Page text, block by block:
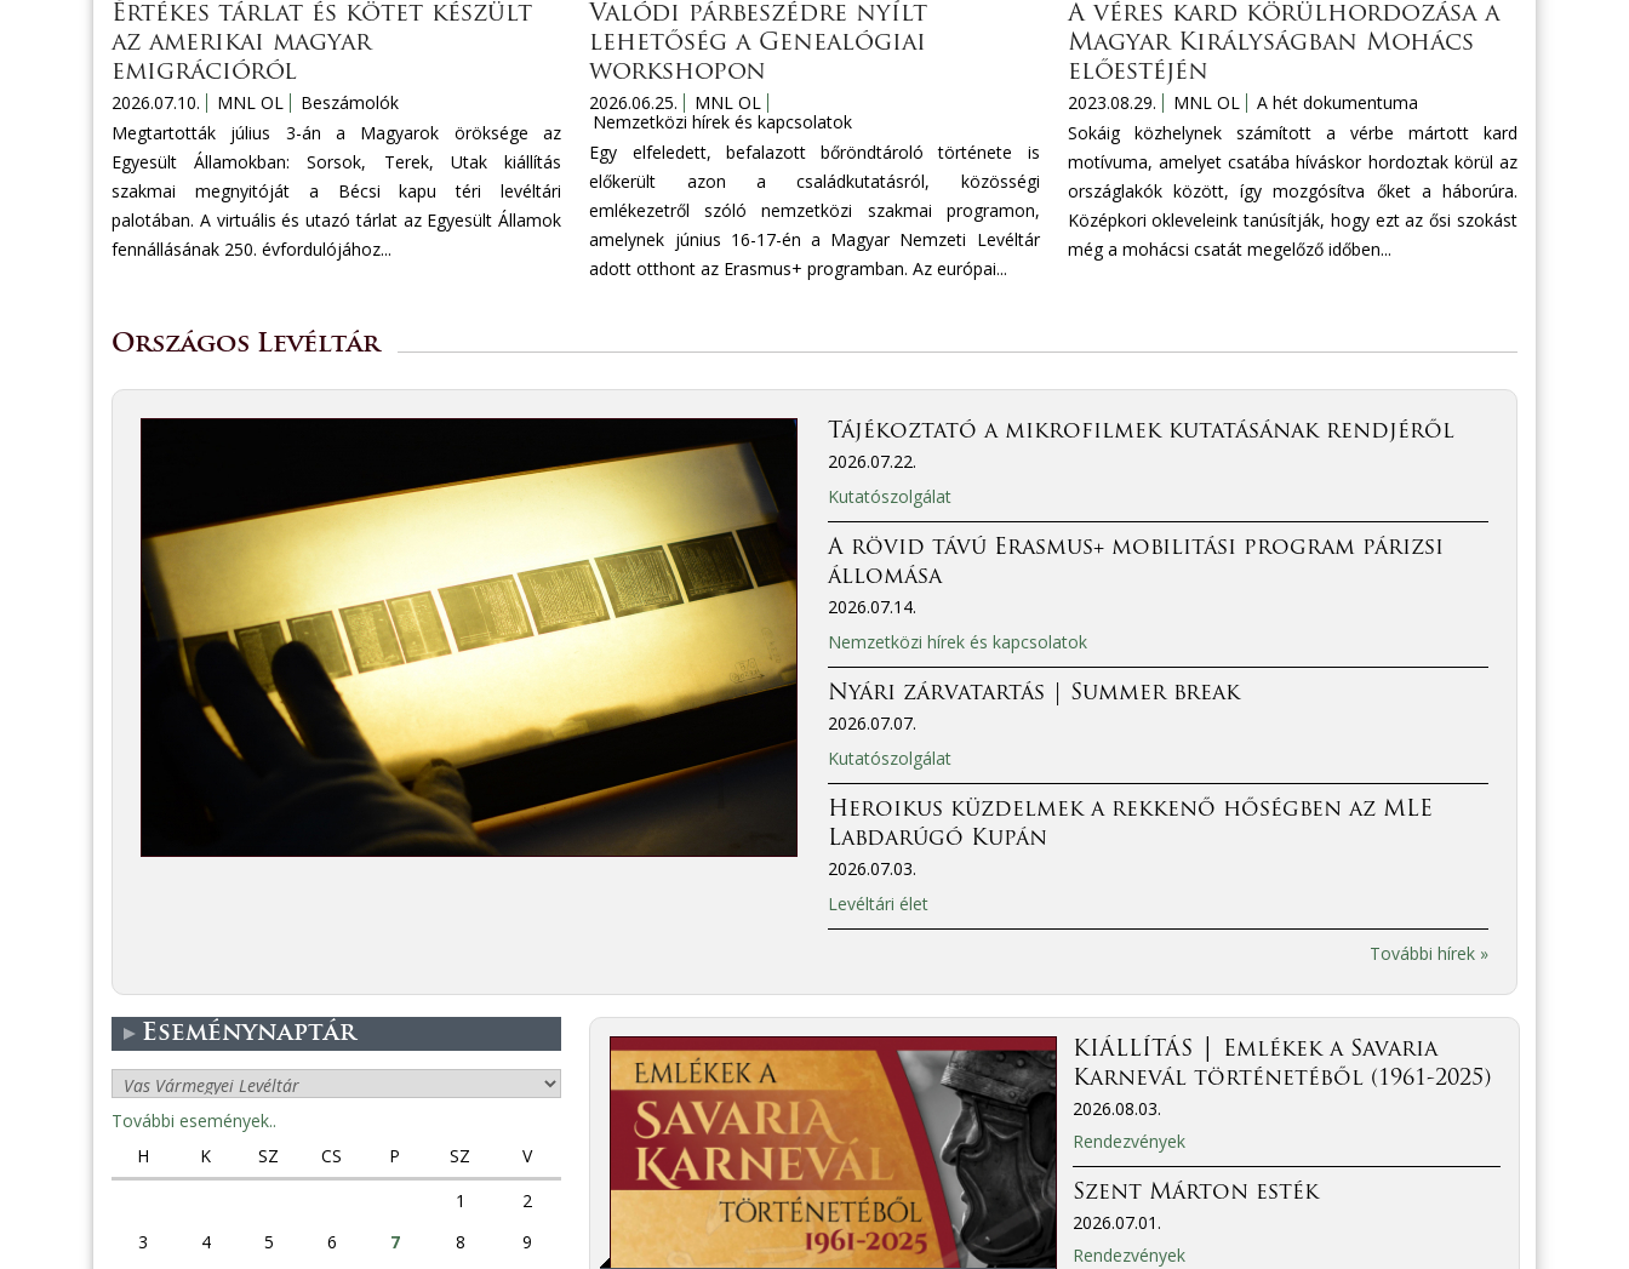
Értékes tárlat és kötet készült
az amerikai magyar
emigrációról
2026.07.10. MNL OL
Beszámolók
Megtartották július 3-án a Magyarok öröksége az
Egyesült Államokban: Sorsok, Terek, Utak kiállítás
szakmai megnyitóját a Bécsi kapu téri levéltári
palotában. A virtuális és utazó tárlat az Egyesült Államok
fennállásának 250. évfordulójához...
Valódi párbeszédre nyílt
lehetőség a Genealógiai
workshopon
2026.06.25.
MNL OL
Nemzetközi hírek és kapcsolatok
Egy elfeledett, befalazott bőröndtároló története is
előkerült azon a családkutatásról, közösségi
emlékezetről szóló nemzetközi szakmai programon,
amelynek június 16-17-én a Magyar Nemzeti Levéltár
adott otthont az Erasmus+ programban. Az európai...
A véres kard körülhordozása a
Magyar Királyságban Mohács
előestéjén
2023.08.29. MNL OL
A hét dokumentuma
Sokáig közhelynek számított a vérbe mártott kard
motívuma, amelyet csatába híváskor hordoztak körül az
országlakók között, így mozgósítva őket a háborúra.
Középkori okleveleink tanúsítják, hogy ezt az ősi szokást
még a mohácsi csatát megelőző időben...
Országos Levéltár
Tájékoztató a mikrofilmek kutatásának rendjéről
2026.07.22.
Kutatószolgálat
A rövid távú Erasmus+ mobilitási program párizsi
állomása
2026.07.14.
Nemzetközi hírek és kapcsolatok
Nyári zárvatartás | Summer break
2026.07.07.
Kutatószolgálat
Heroikus küzdelmek a rekkenő hőségben az MLE
Labdarúgó Kupán
2026.07.03.
Levéltári élet
További hírek »
KIÁLLÍTÁS │ Emlékek a Savaria
Karnevál történetéből (1961-2025)
2026.08.03.
Rendezvények
Szent Márton esték
2026.07.01.
Rendezvények
Eseménynaptár
További események..
H
K SZ CS P SZ
V
1
2
3
4 5 6 7 8
9